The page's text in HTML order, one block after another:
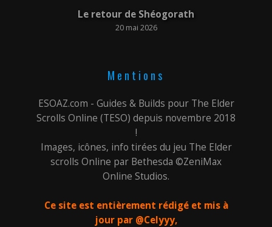
Le retour de Shéogorath
20 mai 2026
Mentions
ESOAZ.com - Guides & Builds pour The Elder
Scrolls Online (TESO) depuis novembre 2018
!
Images, icônes, info tirées du jeu The Elder
scrolls Online par Bethesda ©ZeniMax
Online Studios.
Ce site est entièrement rédigé et mis à
jour par @Celyyy,